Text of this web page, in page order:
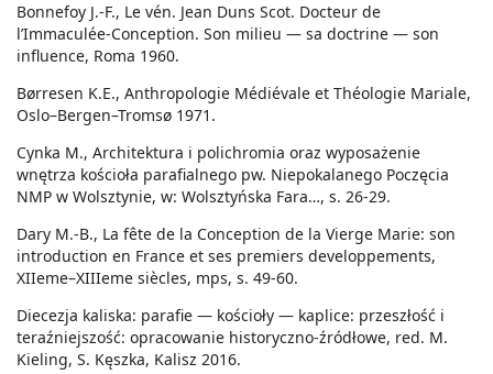
Bonnefoy J.-F., Le vén. Jean Duns Scot. Docteur de
l’Immaculée-Conception. Son milieu — sa doctrine — son
influence, Roma 1960.
Børresen K.E., Anthropologie Médiévale et Théologie Mariale,
Oslo–Bergen–Tromsø 1971.
Cynka M., Architektura i polichromia oraz wyposażenie
wnętrza kościoła parafialnego pw. Niepokalanego Poczęcia
NMP w Wolsztynie, w: Wolsztyńska Fara…, s. 26-29.
Dary M.-B., La fête de la Conception de la Vierge Marie: son
introduction en France et ses premiers developpements,
XIIeme–XIIIeme siècles, mps, s. 49-60.
Diecezja kaliska: parafie — kościoły — kaplice: przeszłość i
teraźniejszość: opracowanie historyczno-źródłowe, red. M.
Kieling, S. Kęszka, Kalisz 2016.